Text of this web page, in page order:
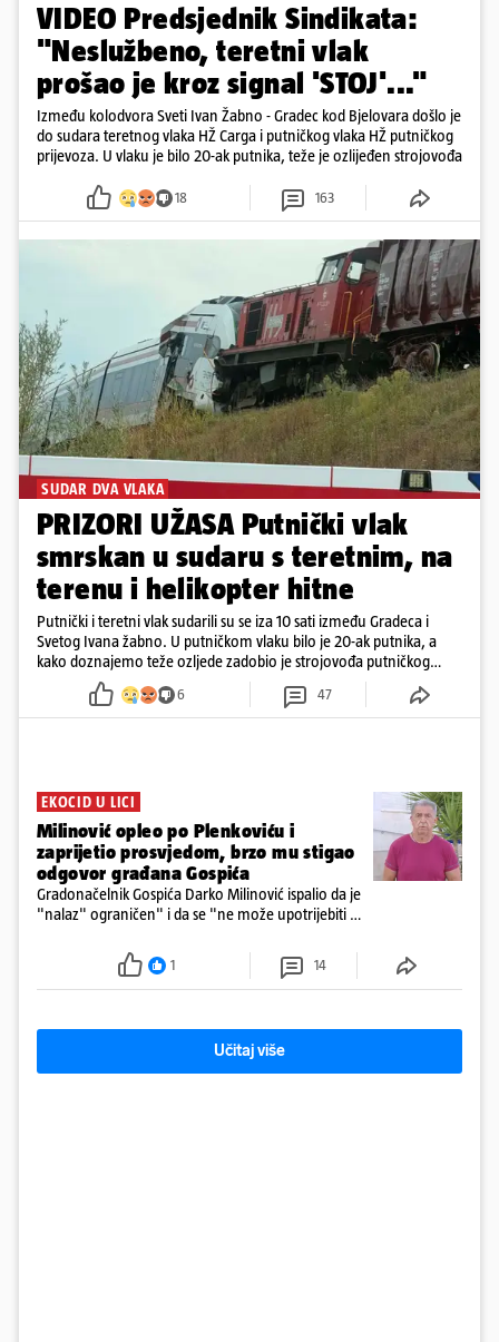
VIDEO Predsjednik Sindikata:
"Neslužbeno, teretni vlak
prošao je kroz signal 'STOJ'..."
Između kolodvora Sveti Ivan Žabno - Gradec kod Bjelovara došlo je
do sudara teretnog vlaka HŽ Carga i putničkog vlaka HŽ putničkog
prijevoza. U vlaku je bilo 20-ak putnika, teže je ozlijeđen strojovođa
18 163
SUDAR DVA VLAKA
PRIZORI UŽASA Putnički vlak
smrskan u sudaru s teretnim, na
terenu i helikopter hitne
Putnički i teretni vlak sudarili su se iza 10 sati između Gradeca i
Svetog Ivana žabno. U putničkom vlaku bilo je 20-ak putnika, a
kako doznajemo teže ozljede zadobio je strojovođa putničkog
vlaka. Zatvoren je promet, a fotoreporteri Prigorskog objavili su
prve snimke s mjesta sudara
6 47
EKOCID U LICI
Milinović opleo po Plenkoviću i
zaprijetio prosvjedom, brzo mu stigao
odgovor građana Gospića
Gradonačelnik Gospića Darko Milinović ispalio da je
"nalaz" ograničen" i da se "ne može upotrijebiti za
ga je naručio Uskok i da je dio spisa
1 14
Učitaj više